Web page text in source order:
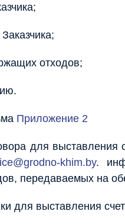
отходов;
Приложение 2
для выставления
khim.by.
передаваемых на
для выставления